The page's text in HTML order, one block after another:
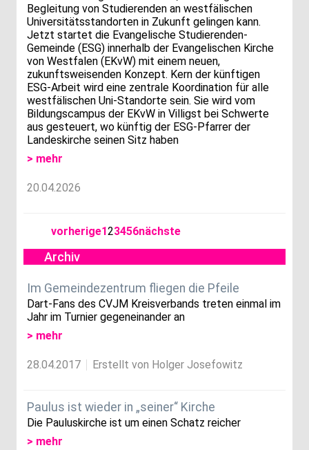
Begleitung von Studierenden an westfälischen
Universitätsstandorten in Zukunft gelingen kann.
Jetzt startet die Evangelische Studierenden-
Gemeinde (ESG) innerhalb der Evangelischen Kirche
von Westfalen (EKvW) mit einem neuen,
zukunftsweisenden Konzept. Kern der künftigen
ESG-Arbeit wird eine zentrale Koordination für alle
westfälischen Uni-Standorte sein. Sie wird vom
Bildungscampus der EKvW in Villigst bei Schwerte
aus gesteuert, wo künftig der ESG-Pfarrer der
Landeskirche seinen Sitz haben
> mehr
20.04.2026
vorherige123456nächste
Archiv
Im Gemeindezentrum fliegen die Pfeile
Dart-Fans des CVJM Kreisverbands treten einmal im
Jahr im Turnier gegeneinander an
> mehr
28.04.2017 Erstellt von Holger Josefowitz
Paulus ist wieder in „seiner“ Kirche
Die Pauluskirche ist um einen Schatz reicher
> mehr